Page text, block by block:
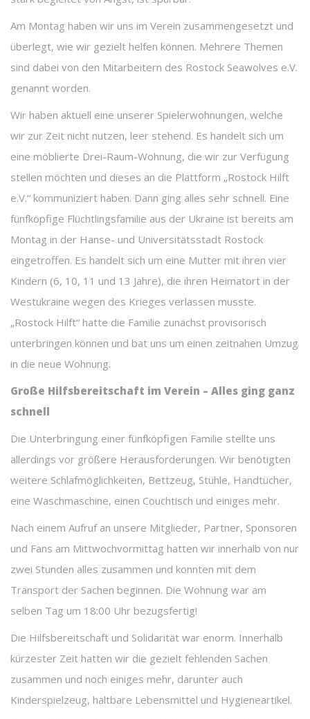
Am Montag haben wir uns im Verein zusammengesetzt und
überlegt, wie wir gezielt helfen können. Mehrere Themen
sind dabei von den Mitarbeitern des Rostock Seawolves e.V.
genannt worden.
Wir haben aktuell eine unserer Spielerwohnungen, welche
wir zur Zeit nicht nutzen, leer stehend. Es handelt sich um
eine möblierte Drei-Raum-Wohnung, die wir zur Verfügung
stellen möchten und dieses an die Plattform „Rostock Hilft
e.V.“ kommuniziert haben. Dann ging alles sehr schnell. Eine
fünfköpfige Flüchtlingsfamilie aus der Ukraine ist bereits am
Montag in der Hanse- und Universitätsstadt Rostock
eingetroffen. Es handelt sich um eine Mutter mit ihren vier
Kindern (6, 10, 11 und 13 Jahre), die ihren Heimatort in der
Westukraine wegen des Krieges verlassen musste.
„Rostock Hilft“ hatte die Familie zunächst provisorisch
unterbringen können und bat uns um einen zeitnahen Umzug
in die neue Wohnung.
Große Hilfsbereitschaft im Verein – Alles ging ganz
schnell
Die Unterbringung einer fünfköpfigen Familie stellte uns
allerdings vor größere Herausforderungen. Wir benötigten
weitere Schlafmöglichkeiten, Bettzeug, Stühle, Handtücher,
eine Waschmaschine, einen Couchtisch und einiges mehr.
Nach einem Aufruf an unsere Mitglieder, Partner, Sponsoren
und Fans am Mittwochvormittag hatten wir innerhalb von nur
zwei Stunden alles zusammen und konnten mit dem
Transport der Sachen beginnen. Die Wohnung war am
selben Tag um 18:00 Uhr bezugsfertig!
Die Hilfsbereitschaft und Solidarität war enorm. Innerhalb
kürzester Zeit hatten wir die gezielt fehlenden Sachen
zusammen und noch einiges mehr, darunter auch
Kinderspielzeug, haltbare Lebensmittel und Hygieneartikel.